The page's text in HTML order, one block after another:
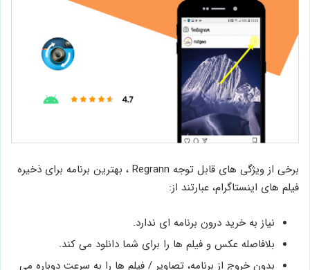
برخی از ویژگی های قابل توجه Regrann ، بهترین برنامه برای ذخیره
فیلم های اینستاگرام، عبارتند از:
نیاز به خرید درون برنامه ای ندارد.
بلافاصله عکس و فیلم ها را برای شما دانلود می کند.
بدون خروج از برنامه، تصاویر / فیلم ها را به سرعت دوباره می